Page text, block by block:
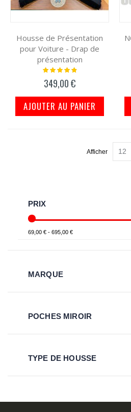
Housse de Présentation
pour Voiture - Drap de
présentation
Notation:
349,00 €
AJOUTER AU PANIER
Afficher
PRIX
69,00 € - 695,00 €
MARQUE
POCHES MIROIR
TYPE DE HOUSSE